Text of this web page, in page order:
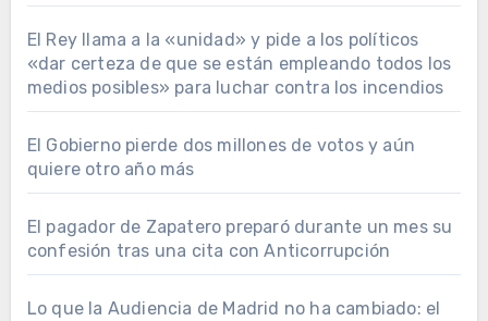
El Rey llama a la «unidad» y pide a los políticos
«dar certeza de que se están empleando todos los
medios posibles» para luchar contra los incendios
El Gobierno pierde dos millones de votos y aún
quiere otro año más
El pagador de Zapatero preparó durante un mes su
confesión tras una cita con Anticorrupción
Lo que la Audiencia de Madrid no ha cambiado: el